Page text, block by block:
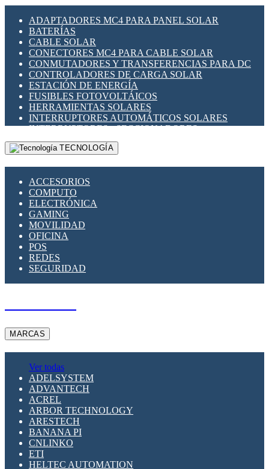
ADAPTADORES MC4 PARA PANEL SOLAR
BATERÍAS
CABLE SOLAR
CONECTORES MC4 PARA CABLE SOLAR
CONMUTADORES Y TRANSFERENCIAS PARA DC
CONTROLADORES DE CARGA SOLAR
ESTACIÓN DE ENERGÍA
FUSIBLES FOTOVOLTÁICOS
HERRAMIENTAS SOLARES
INTERRUPTORES AUTOMÁTICOS SOLARES
INTERRUPTORES - SECCIONADORES
FOTOVOLTÁICOS
MONTAJE PANEL SOLAR
SUPRESOR DE TRANSIENTES SPDS PARA
APLICACIONES FOTOVOLTAICAS
TECNOLOGÍA
ACCESORIOS
COMPUTO
ELECTRÓNICA
GAMING
MOVILIDAD
OFICINA
POS
REDES
SEGURIDAD
MARCAS
Ver todas
ADELSYSTEM
ADVANTECH
ACREL
ARBOR TECHNOLOGY
ARESTECH
BANANA PI
CNLINKO
ETI
HELTEC AUTOMATION